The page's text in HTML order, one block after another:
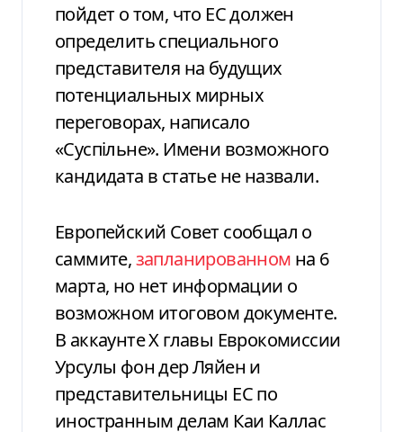
пойдет о том, что ЕС должен
определить специального
представителя на будущих
потенциальных мирных
переговорах, написало
«Суспільне». Имени возможного
кандидата в статье не назвали.
Европейский Совет сообщал о
саммите,запланированном на 6
марта, но нет информации о
возможном итоговом документе.
В аккаунте X главы Еврокомиссии
Урсулы фон дер Ляйен и
представительницы ЕС по
иностранным делам Каи Каллас